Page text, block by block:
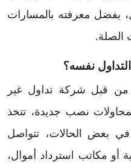
بفضل معرفته بالمسارات
الصلة.
نفسه؟
من قبل شركة تداول غير
نصب جديدة، تتخذ
في بعض الحالات، تتواصل
أو مكاتب استرداد أموال،